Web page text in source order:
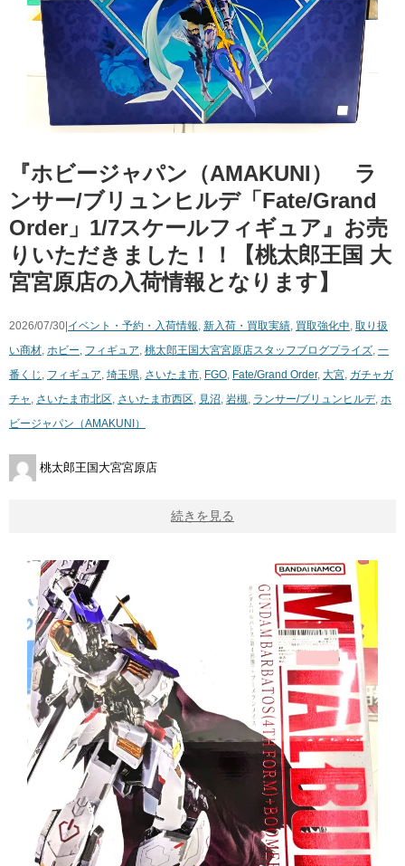
『ホビージャパン（AMAKUNI） ラ
ンサー/ブリュンヒルデ「Fate/Grand
Order」1/7スケールフィギュア』お売
りいただきました！！【桃太郎王国 大
宮宮原店の入荷情報となります】
2026/07/30| イベント・予約・入荷情報, 新入荷・買取実績, 買取強化中, 取り扱
い商材, ホビー, フィギュア, 桃太郎王国大宮宮原店スタッフブログプライズ, 一
番くじ , フィギュア, 埼玉県, さいたま市, FGO, Fate/Grand Order, 大宮, ガチャガ
チャ , さいたま市北区, さいたま市西区, 見沼, 岩槻, ランサー/ブリュンヒルデ, ホ
ビージャパン（AMAKUNI）
桃太郎王国大宮宮原店
続きを見る